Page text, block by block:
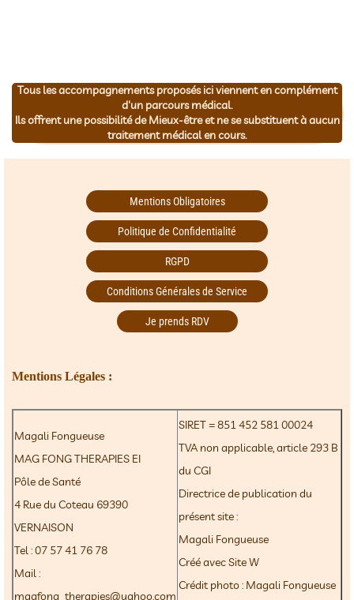
Tous les accompagnements proposés ici viennent en complément
d'un parcours médical.
Ils offrent une possibilité de Mieux-être et ne se substituent à aucun
traitement médical en cours.
Mentions Obligatoires
Politique de Confidentialité
RGPD
Conditions Générales de Service
Je prends RDV
Mentions Légales :
Magali Fongueuse
MAG FONG THERAPIES EI
Pôle de Santé
4 Rue du Coteau 69390
VERNAISON
Tel : 07 57 41 76 78
Mail :
magfong_therapies@yahoo.com
SIRET = 851 452 581 00024
TVA non applicable, article 293 B
du CGI
Directrice de publication du
présent site :
Magali Fongueuse
Créé avec Site W
Crédit photo : Magali Fongueuse